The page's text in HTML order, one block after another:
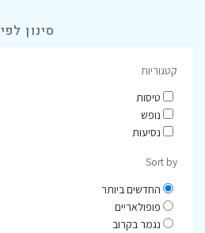
סינון לפי
קטגוריות
טיסות
נופש
נסיעות
Sort by
החדשים ביותר
פופולאריים
נגמר בקרוב